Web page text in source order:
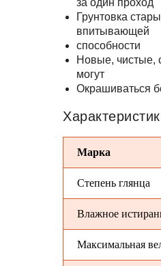
за один проход
Грунтовка
впитывающей
способности
Новые, чистые,
могут
Окрашиваться
Марка
Степень глянца
Влажное
Максимальная